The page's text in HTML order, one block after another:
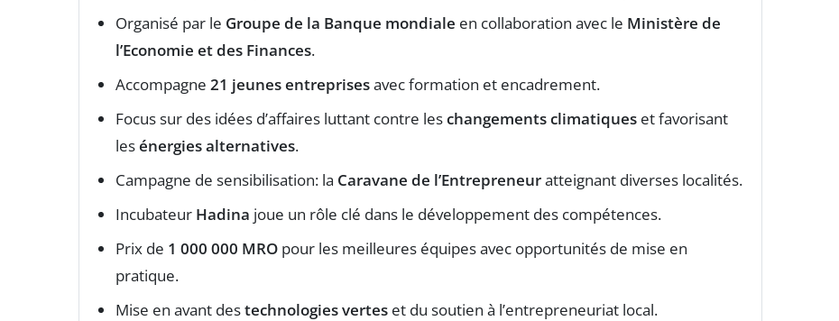
Organisé par le Groupe de la Banque mondiale en collaboration avec le Ministère de
l’Economie et des Finances.
Accompagne 21 jeunes entreprisesavec formation et encadrement.
Focus sur des idées d’affaires luttant contre leschangements climatiques et favorisant
lesénergies alternatives.
Campagne de sensibilisation: la Caravane de l’Entrepreneuratteignant diverses localités.
Incubateur Hadina joue un rôle clé dans le développement des compétences.
Prix de 1 000 000 MRO pour les meilleures équipes avec opportunités de mise en
pratique.
Mise en avant destechnologies vertes et du soutien à l’entrepreneuriat local.